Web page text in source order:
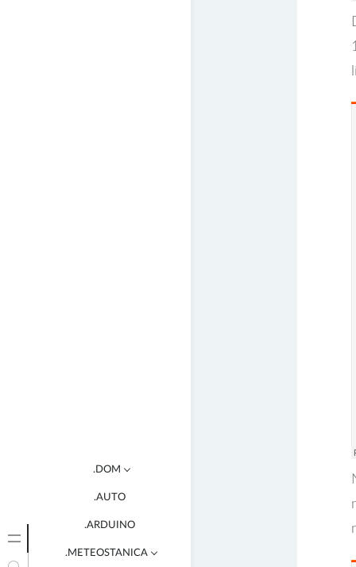
.DOM
TEPELNE CERPADLO
.AUTO
.ARDUINO
.METEOSTANICA